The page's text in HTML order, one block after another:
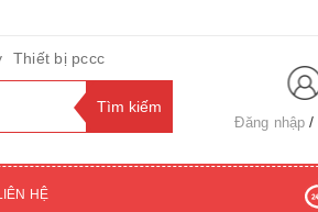
Thiết bị pccc
Đăng nhập
HỆ